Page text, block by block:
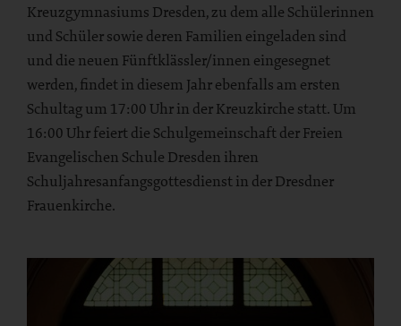
Kreuzgymnasiums Dresden, zu dem alle Schülerinnen
und Schüler sowie deren Familien eingeladen sind
und die neuen Fünftklässler/innen eingesegnet
werden, findet in diesem Jahr ebenfalls am ersten
Schultag um 17:00 Uhr in der Kreuzkirche statt. Um
16:00 Uhr feiert die Schulgemeinschaft der Freien
Evangelischen Schule Dresden ihren
Schuljahresanfangsgottesdienst in der Dresdner
Frauenkirche.